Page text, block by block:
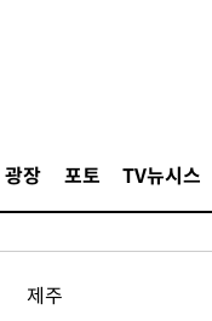
광장 포토 TV뉴시스
제주